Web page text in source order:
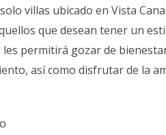
villas ubicado en Vista
que desean tener un
les permitirá gozar de
así como disfrutar de la